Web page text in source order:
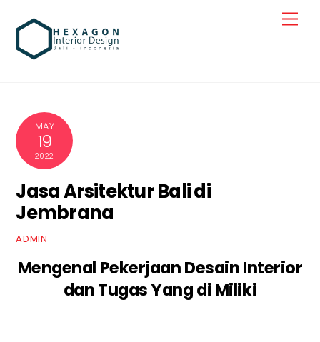
content
MAY
19
2022
Jasa Arsitektur Bali di
Jembrana
ADMIN
Mengenal Pekerjaan Desain Interior
dan Tugas Yang di Miliki